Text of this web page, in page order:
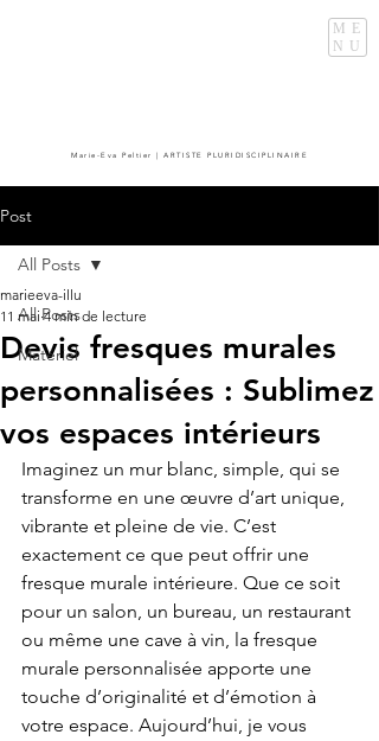
ME
NU
Marie-Eva Peltier | ARTISTE PLURIDISCIPLINAIRE
Post
All Posts
Matériel
All Posts
Devis fresques murales
personnalisées : Sublimez
vos espaces intérieurs
marieeva-illu
11 mai 4 min de lecture
Imaginez un mur blanc, simple, qui se
transforme en une œuvre d’art unique,
vibrante et pleine de vie. C’est
exactement ce que peut offrir une
fresque murale intérieure. Que ce soit
pour un salon, un bureau, un restaurant
ou même une cave à vin, la fresque
murale personnalisée apporte une
touche d’originalité et d’émotion à
votre espace. Aujourd’hui, je vous